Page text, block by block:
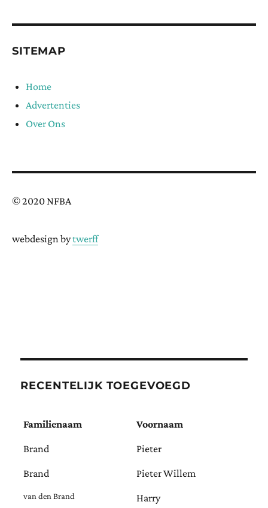
SITEMAP
Home
Advertenties
Over Ons
© 2020 NFBA
webdesign bytwerff
RECENTELIJK TOEGEVOEGD
Familienaam Voornaam
Brand Pieter
Brand Pieter Willem
van den Brand Harry